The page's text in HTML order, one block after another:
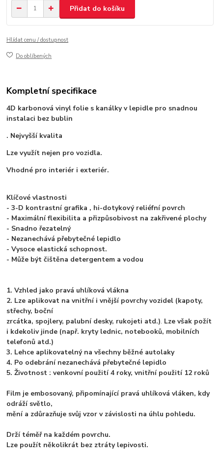
Přidat do košíku
Hlídat cenu / dostupnost
Do oblíbených
Kompletní specifikace
4D karbonová vinyl folie s kanálky v lepidle pro snadnou
instalaci bez bublin
. Nejvyšší kvalita
Lze využít nejen pro vozidla.
Vhodné pro interiér i exteriér.
Klíčové vlastnosti
- 3-D kontrastní grafika , hi-dotykový reliéfní povrch
- Maximální flexibilita a přizpůsobivost na zakřivené plochy
- Snadno řezatelný
- Nezanechává přebytečné lepidlo
- Vysoce elastická schopnost.
- Může být čištěna detergentem a vodou
1. Vzhled jako pravá uhlíková vlákna
2. Lze aplikovat na vnitřní i vnější povrchy vozidel (kapoty,
střechy, boční
zrcátka, spojlery, palubní desky, rukojeti atd.). Lze však požít
i kdekoliv jinde (např. kryty lednic, notebooků, mobilních
telefonů atd.)
3. Lehce aplikovatelný na všechny běžné autolaky
4. Po odebrání nezanechává přebytečné lepidlo
5. Životnost : venkovní použití 4 roky, vnitřní použití 12 roků
Film je embosovaný, připomínající pravá uhlíková vláken, kdy
odráží světlo,
mění a zdůrazňuje svůj vzor v závislosti na úhlu pohledu.
Drží téměř na každém povrchu.
Lze použít několikrát bez ztráty lepivosti.